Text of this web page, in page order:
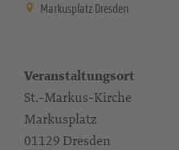
Markusplatz Dresden
Veranstaltungsort
St.-Markus-Kirche
Markusplatz
01129 Dresden